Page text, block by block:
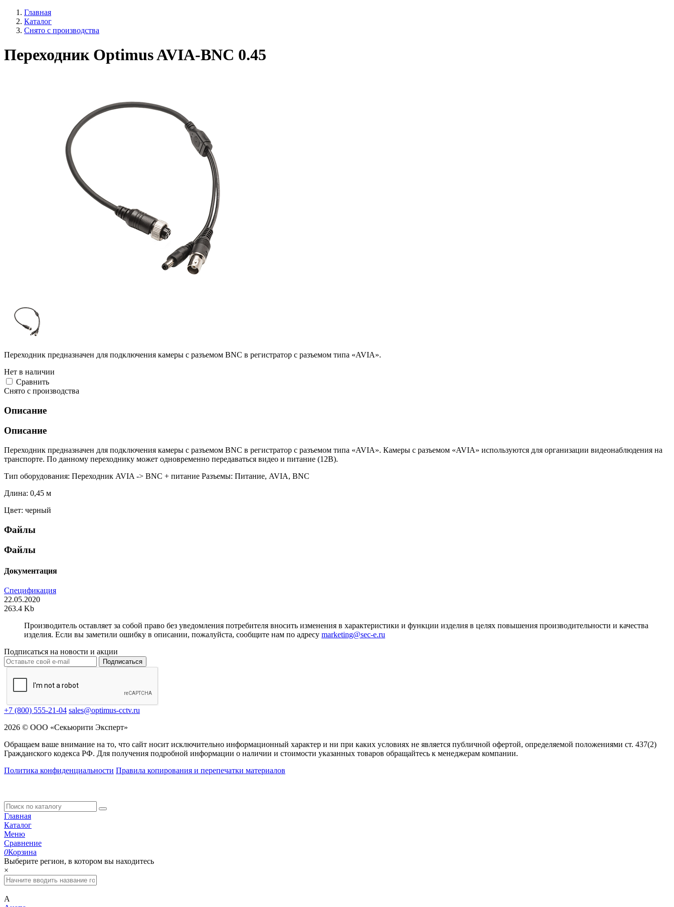
Главная
Каталог
Снято с производства
Переходник Optimus AVIA-BNC 0.45
Переходник предназначен для подключения камеры с разъемом BNC в регистратор с разъемом типа «AVIA».
Нет в наличии
Cравнить
Снято с производства
Описание
Описание
Переходник предназначен для подключения камеры с разъемом BNC в регистратор с разъемом типа «AVIA». Камеры с разъемом «AVIA» используются для организации видеонаблюдения на
транспорте. По данному переходнику может одновременно передаваться видео и питание (12В).
Тип оборудования: Переходник AVIA -> BNC + питание Разъемы: Питание, AVIA, BNC
Длина: 0,45 м
Цвет: черный
Файлы
Файлы
Документация
Спецификация
22.05.2020
263.4 Kb
Производитель оставляет за собой право без уведомления потребителя вносить изменения в характеристики и функции изделия в целях повышения производительности и качества
изделия. Если вы заметили ошибку в описании, пожалуйста, сообщите нам по адресу marketing@sec-e.ru
Подписаться на новости и акции
Подписаться
+7 (800) 555-21-04 sales@optimus-cctv.ru
2026 © ООО «Секьюрити Эксперт»
Обращаем ваше внимание на то, что сайт носит исключительно информационный характер и ни при каких условиях не является публичной офертой, определяемой положениями ст. 437(2)
Гражданского кодекса РФ. Для получения подробной информации о наличии и стоимости указанных товаров обращайтесь к менеджерам компании.
Политика конфиденциальности Правила копирования и перепечатки материалов
Главная
Каталог
Меню
Сравнение
0Корзина
Выберите регион, в котором вы находитесь
×
А